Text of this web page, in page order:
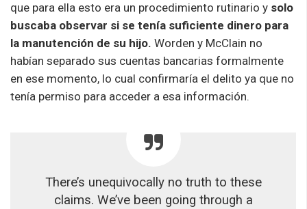
que para ella esto era un procedimiento rutinario y solo
buscaba observar si se tenía suficiente dinero para
la manutención de su hijo. Worden y McClain no
habían separado sus cuentas bancarias formalmente
en ese momento, lo cual confirmaría el delito ya que no
tenía permiso para acceder a esa información.
There’s unequivocally no truth to these
claims. We’ve been going through a